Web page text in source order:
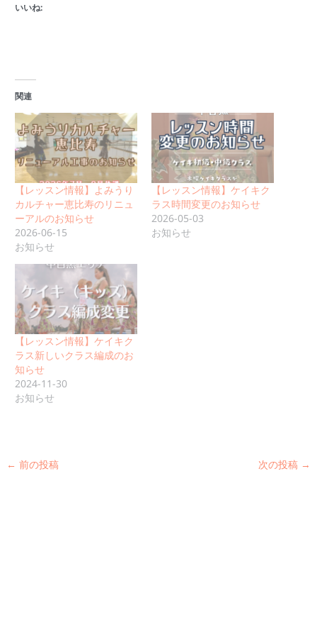
いいね:
関連
【レッスン情報】よみうり
カルチャー恵比寿のリニュ
ーアルのお知らせ
2026-06-15
お知らせ
【レッスン情報】ケイキク
ラス時間変更のお知らせ
2026-05-03
お知らせ
【レッスン情報】ケイキク
ラス新しいクラス編成のお
知らせ
2024-11-30
お知らせ
← 前の投稿 次の投稿 →